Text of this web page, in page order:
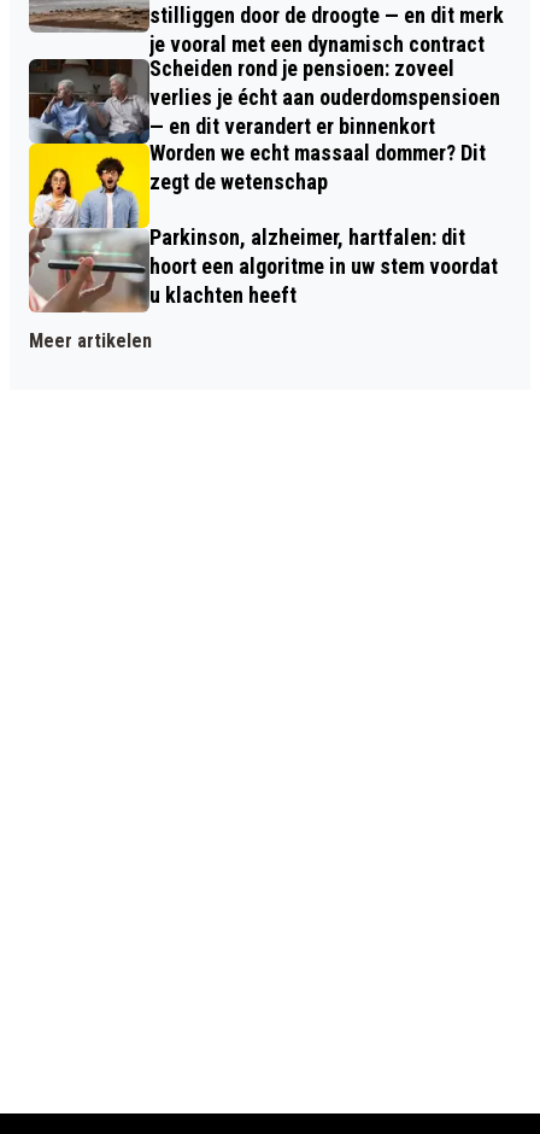
stilliggen door de droogte — en dit merk
je vooral met een dynamisch contract
Scheiden rond je pensioen: zoveel
verlies je écht aan ouderdomspensioen
— en dit verandert er binnenkort
Worden we echt massaal dommer? Dit
zegt de wetenschap
Parkinson, alzheimer, hartfalen: dit
hoort een algoritme in uw stem voordat
u klachten heeft
Meer artikelen